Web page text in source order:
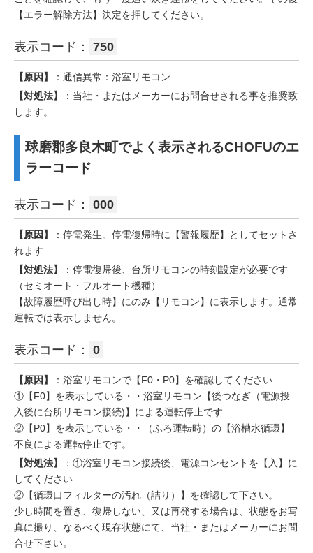
【エラー解除方法】決定を押してください。
表示コード： 750
【原因】
：通信異常：浴室リモコン
【対処法】
：当社・またはメーカーにお問合せされる事を推奨致
します。
球磨郡多良木町でよく表示されるCHOFUのエ
ラーコード
表示コード： 000
【原因】
：停電発生。停電復帰時に【警報履歴】としてセットさ
れます
【対処法】
：停電復帰後、台所リモコンの時刻設定が必要です
（セミオート・フルオート機種）
【故障履歴呼び出し時】にのみ【リモコン】に表示します。通常
運転では表示しません。
表示コード： 0
【原因】
：浴室リモコンで【F0・P0】を確認してください
①【F0】を表示している・・浴室リモコン【後つなぎ（電源投
入後に台所リモコン接続)】による運転停止です
②【P0】を表示している・・（ふろ運転時）の【浴槽水循環】
不良による運転停止です。
【対処法】
：①浴室リモコン接続後、電源コンセントを【入】に
してください
②【循環口フィルターの汚れ（詰り）】を確認して下さい。
少し時間を置き、復帰しない、又は再発する場合は、状態をお写
真に撮り、なるべく現存状態にて、当社・またはメーカーにお問
合せ下さい。